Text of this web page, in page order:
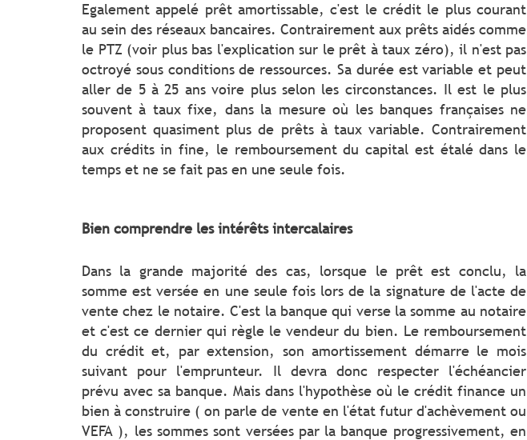
Egalement appelé prêt amortissable, c'est le crédit le plus courant
au sein des réseaux bancaires. Contrairement aux prêts aidés comme
le PTZ (voir plus bas l'explication sur le prêt à taux zéro), il n'est pas
octroyé sous conditions de ressources. Sa durée est variable et peut
aller de 5 à 25 ans voire plus selon les circonstances. Il est le plus
souvent à taux fixe, dans la mesure où les banques françaises ne
proposent quasiment plus de prêts à taux variable. Contrairement
aux crédits in fine, le remboursement du capital est étalé dans le
temps et ne se fait pas en une seule fois.
Bien comprendre les intérêts intercalaires
Dans la grande majorité des cas, lorsque le prêt est conclu, la
somme est versée en une seule fois lors de la signature de l'acte de
vente chez le notaire. C'est la banque qui verse la somme au notaire
et c'est ce dernier qui règle le vendeur du bien. Le remboursement
du crédit et, par extension, son amortissement démarre le mois
suivant pour l'emprunteur. Il devra donc respecter l'échéancier
prévu avec sa banque. Mais dans l'hypothèse où le crédit finance un
bien à construire ( on parle de vente en l'état futur d'achèvement ou
VEFA ), les sommes sont versées par la banque progressivement, en